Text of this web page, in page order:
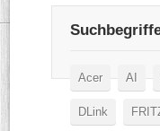
Acer AI
DLink